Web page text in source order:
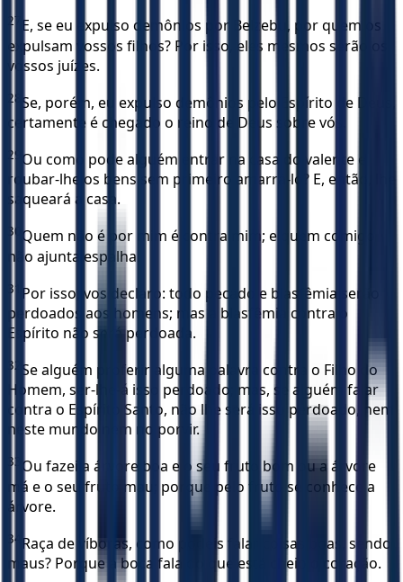
27 E, se eu expulso demônios por Belzebu, por quem os
expulsam vossos filhos? Por isso, eles mesmos serão os
vossos juízes.
28 Se, porém, eu expulso demônios pelo Espírito de Deus,
certamente é chegado o reino de Deus sobre vós.
29 Ou como pode alguém entrar na casa do valente e
roubar-lhe os bens sem primeiro amarrá-lo? E, então, lhe
saqueará a casa.
30 Quem não é por mim é contra mim; e quem comigo
não ajunta espalha.
31
Por isso, vos declaro: todo pecado e blasfêmia serão
perdoados aos homens; mas a blasfêmia contra o
Espírito não será perdoada.
32 Se alguém proferir alguma palavra contra o Filho do
Homem, ser-lhe-á isso perdoado; mas, se alguém falar
contra o Espírito Santo, não lhe será isso perdoado, nem
neste mundo nem no porvir.
33 Ou fazei a árvore boa e o seu fruto bom ou a árvore
má e o seu fruto mau; porque pelo fruto se conhece a
árvore.
34 Raça de víboras, como podeis falar coisas boas, sendo
maus? Porque a boca fala do que está cheio o coração.